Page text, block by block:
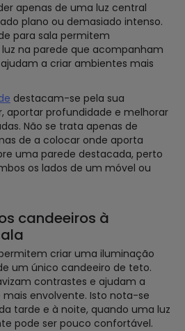
apenas de uma luz central
plano ou demasiado intenso.
para sala permitem
na parede que acompanham
a criar ambientes mais
destacam-se pela sua
aportar profundidade e melhorar
Não se trata apenas de
de a colocar onde aporta
uma parede destacada, perto
os lados de um móvel ou
candeeiros à
criar uma iluminação
um único candeeiro de teto.
contrastes e ajudam a
envolvente. Isto nota-se
tarde e à noite, quando uma luz
pode ser pouco confortável.